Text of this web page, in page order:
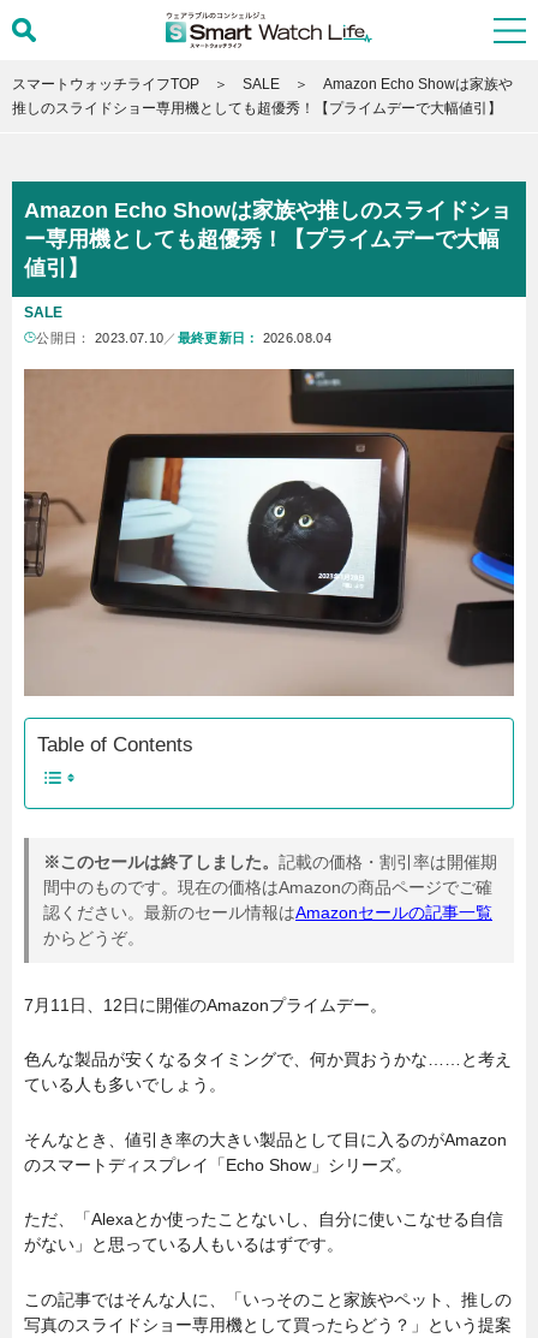
スマートウォッチライフTOP SALE
Amazon Echo Showは家族や
推しのスライドショー専用機としても超優秀！【プライムデーで大幅値引】
Amazon Echo Showは家族や推しのスライドショ
ー専用機としても超優秀！【プライムデーで大幅
値引】
SALE
公開日： 2023.07.10 ／ 最終更新日： 2026.08.04
Table of Contents
※このセールは終了しました。 記載の価格・割引率は開催期
間中のものです。現在の価格はAmazonの商品ページでご確
認ください。最新のセール情報はAmazonセールの記事一覧
からどうぞ。
7月11日、12日に開催のAmazonプライムデー。
色んな製品が安くなるタイミングで、何か買おうかな……と考え
ている人も多いでしょう。
そんなとき、値引き率の大きい製品として目に入るのがAmazon
のスマートディスプレイ「Echo Show」シリーズ。
ただ、「Alexaとか使ったことないし、自分に使いこなせる自信
がない」と思っている人もいるはずです。
この記事ではそんな人に、「いっそのこと家族やペット、推しの
写真のスライドショー専用機として買ったらどう？」という提案